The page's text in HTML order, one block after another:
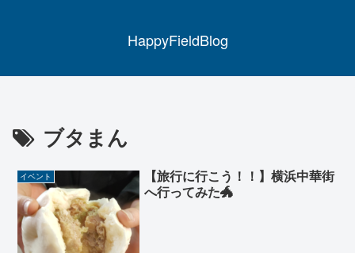
HappyFieldBlog
ブタまん
イベント
【旅行に行こう！！】横浜中華街
へ行ってみた🐲